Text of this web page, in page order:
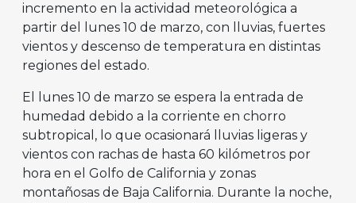
incremento en la actividad meteorológica a
partir del lunes 10 de marzo, con lluvias, fuertes
vientos y descenso de temperatura en distintas
regiones del estado.
El lunes 10 de marzo se espera la entrada de
humedad debido a la corriente en chorro
subtropical, lo que ocasionará lluvias ligeras y
vientos con rachas de hasta 60 kilómetros por
hora en el Golfo de California y zonas
montañosas de Baja California. Durante la noche,